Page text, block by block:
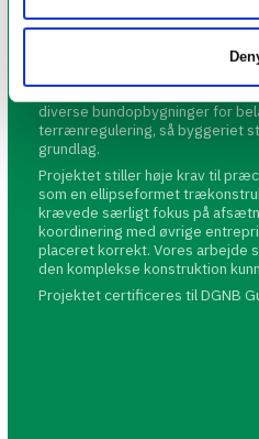
På Håndværkerkollegiet i
etableringen af det nye
regnvandshåndtering, afvanding
diverse bundopbygninger for
terrænregulering, så byggeriet
grundlag.
Projektet stiller høje krav til
som en ellipseformet
krævede særligt fokus på
koordinering med øvrige
placeret korrekt. Vores arbejde
den komplekse konstruktion
Projektet certificeres til DGNB